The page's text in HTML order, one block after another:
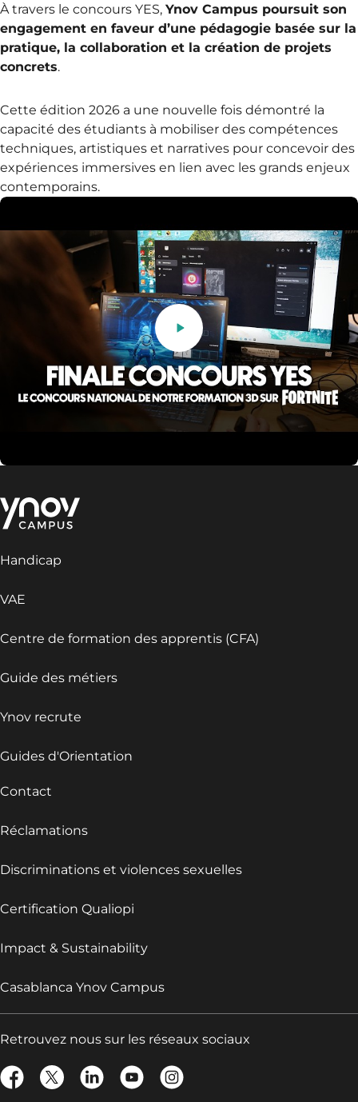
À travers le concours YES, Ynov Campus poursuit son
engagement en faveur d’une pédagogie basée sur la
pratique, la collaboration et la création de projets
concrets.
Cette édition 2026 a une nouvelle fois démontré la
capacité des étudiants à mobiliser des compétences
techniques, artistiques et narratives pour concevoir des
expériences immersives en lien avec les grands enjeux
contemporains.
Handicap
VAE
Centre de formation des apprentis (CFA)
Guide des métiers
Ynov recrute
Guides d'Orientation
Contact
Réclamations
Discriminations et violences sexuelles
Certification Qualiopi
Impact & Sustainability
Casablanca Ynov Campus
Retrouvez nous sur les réseaux sociaux